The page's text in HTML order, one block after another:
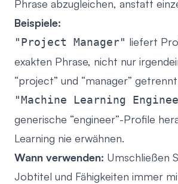
Phrase abzugleichen, anstatt
Beispiele:
"Project Manager" liefert
exakten Phrase, nicht nur
“project” und “manager”
"Machine Learning
generische “engineer”-Profile
Learning nie erwähnen.
Wann verwenden: Umschließen
Jobtitel und Fähigkeiten immer